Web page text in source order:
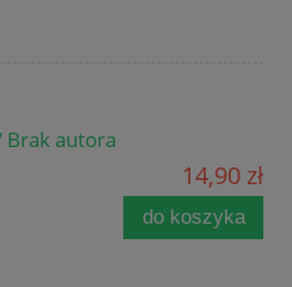
Brak autora
14,90 zł
do koszyka